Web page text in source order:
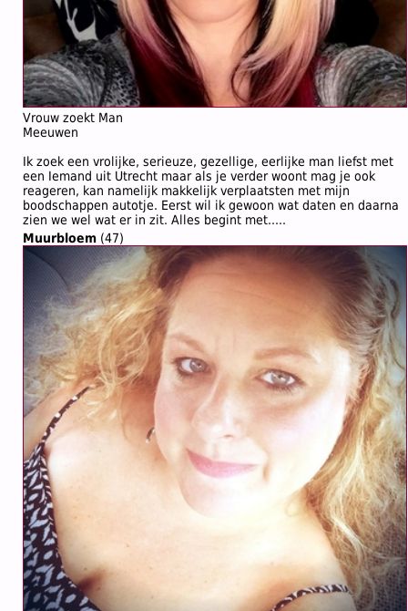
Vrouw zoekt Man
Meeuwen
Ik zoek een vrolijke, serieuze, gezellige, eerlijke man liefst met
een Iemand uit Utrecht maar als je verder woont mag je ook
reageren, kan namelijk makkelijk verplaatsten met mijn
boodschappen autotje. Eerst wil ik gewoon wat daten en daarna
zien we wel wat er in zit. Alles begint met.....
Muurbloem (47)